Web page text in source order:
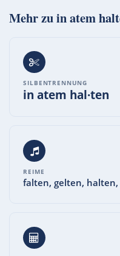
Mehr zuin atem
SILBENTRENNUNG
in atem hal·ten
REIME
falten, gelten,